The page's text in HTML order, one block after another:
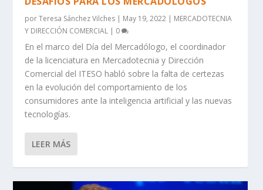
porTeresa Sánchez Vilches May 19, 2022
MERCADOTECNIA
Y DIRECCIÓN COMERCIAL
0
En el marco del Día del Mercadólogo, el coordinador
de la licenciatura en Mercadotecnia y Dirección
Comercial del ITESO habló sobre la falta de certezas
en la evolución del comportamiento de los
consumidores ante la inteligencia artificial y las nuevas
tecnologías.
LEER MÁS